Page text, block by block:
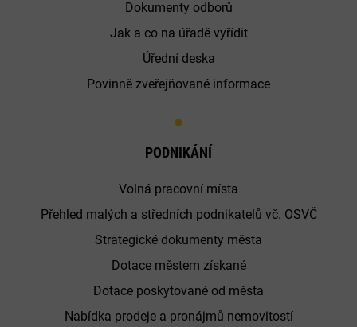
Dokumenty odborů
Jak a co na úřadě vyřídit
Úřední deska
Povinně zveřejňované informace
PODNIKÁNÍ
Volná pracovní místa
Přehled malých a středních podnikatelů vč. OSVČ
Strategické dokumenty města
Dotace městem získané
Dotace poskytované od města
Nabídka prodeje a pronájmů nemovitostí